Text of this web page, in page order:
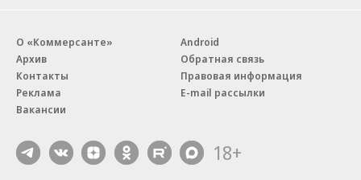
О «Коммерсанте»
Архив
Контакты
Реклама
Вакансии
Android
Обратная связь
Правовая информация
E-mail рассылки
18+